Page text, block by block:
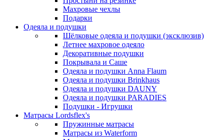
Махровые чехлы
Подарки
Одеяла и подушки
Шёлковые одеяла и подушки (эксклюзив)
Летнее махровое одеяло
Декоративные подушки
Покрывала и Саше
Одеяла и подушки Anna Flaum
Одеяла и подушки Brinkhaus
Одеяла и подушки DAUNY
Одеяла и подушки PARADIES
Подушки - Игрушки
Матрасы Lordsflex's
Пружинные матрасы
Матрасы из Waterform